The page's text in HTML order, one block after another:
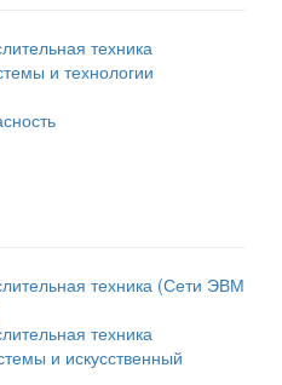
техника
и технологии
техника (Сети ЭВМ
техника
и искусственный